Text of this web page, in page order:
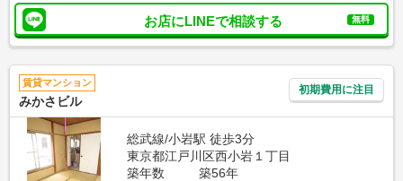
お店にLINEで相談する 無料
賃貸マンション
みかさビル
初期費用に注目
総武線/小岩駅 徒歩3分
東京都江戸川区西小岩１丁目
築年数
築56年